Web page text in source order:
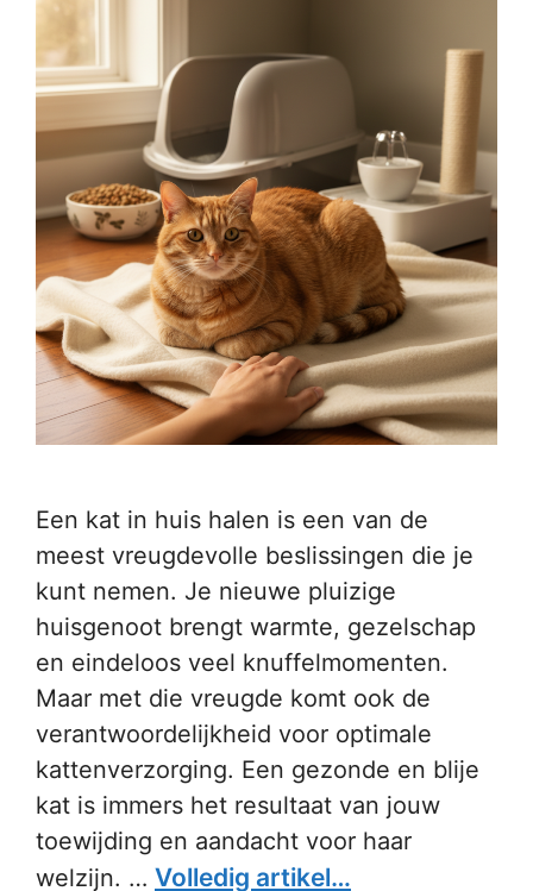
Een kat in huis halen is een van de
meest vreugdevolle beslissingen die je
kunt nemen. Je nieuwe pluizige
huisgenoot brengt warmte, gezelschap
en eindeloos veel knuffelmomenten.
Maar met die vreugde komt ook de
verantwoordelijkheid voor optimale
kattenverzorging. Een gezonde en blije
kat is immers het resultaat van jouw
toewijding en aandacht voor haar
welzijn. … Volledig artikel…